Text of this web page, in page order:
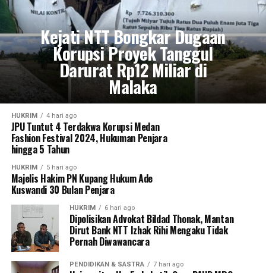
Kejati NTT Bongkar Dugaan
Korupsi Proyek Tanggul
Darurat Rp12 Miliar di
Malaka
HUKRIM 4 hari ago
JPU Tuntut 4 Terdakwa Korupsi Medan
Fashion Festival 2024, Hukuman Penjara
hingga 5 Tahun
HUKRIM 5 hari ago
Majelis Hakim PN Kupang Hukum Ade
Kuswandi 30 Bulan Penjara
HUKRIM 6 hari ago
Dipolisikan Advokat Bildad Thonak, Mantan
Dirut Bank NTT Izhak Rihi Mengaku Tidak
Pernah Diwawancara
PENDIDIKAN & SASTRA 7 hari ago